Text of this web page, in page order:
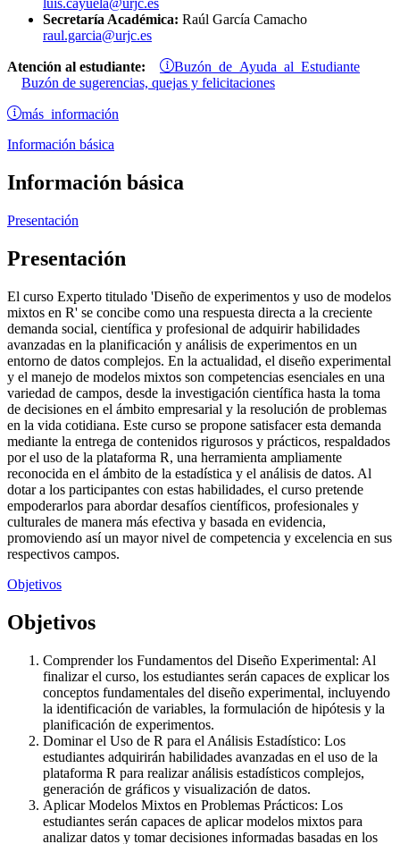
luis.cayuela@urjc.es
Secretaría Académica: Raúl García Camacho
raul.garcia@urjc.es
Atención al estudiante: Buzón de Ayuda al Estudiante
Buzón de sugerencias, quejas y felicitaciones
más información
Información básica
Información básica
Presentación
Presentación
El curso Experto titulado 'Diseño de experimentos y uso de modelos
mixtos en R' se concibe como una respuesta directa a la creciente
demanda social, científica y profesional de adquirir habilidades
avanzadas en la planificación y análisis de experimentos en un
entorno de datos complejos. En la actualidad, el diseño experimental
y el manejo de modelos mixtos son competencias esenciales en una
variedad de campos, desde la investigación científica hasta la toma
de decisiones en el ámbito empresarial y la resolución de problemas
en la vida cotidiana. Este curso se propone satisfacer esta demanda
mediante la entrega de contenidos rigurosos y prácticos, respaldados
por el uso de la plataforma R, una herramienta ampliamente
reconocida en el ámbito de la estadística y el análisis de datos. Al
dotar a los participantes con estas habilidades, el curso pretende
empoderarlos para abordar desafíos científicos, profesionales y
culturales de manera más efectiva y basada en evidencia,
promoviendo así un mayor nivel de competencia y excelencia en sus
respectivos campos.
Objetivos
Objetivos
Comprender los Fundamentos del Diseño Experimental: Al
finalizar el curso, los estudiantes serán capaces de explicar los
conceptos fundamentales del diseño experimental, incluyendo
la identificación de variables, la formulación de hipótesis y la
planificación de experimentos.
Dominar el Uso de R para el Análisis Estadístico: Los
estudiantes adquirirán habilidades avanzadas en el uso de la
plataforma R para realizar análisis estadísticos complejos,
generación de gráficos y visualización de datos.
Aplicar Modelos Mixtos en Problemas Prácticos: Los
estudiantes serán capaces de aplicar modelos mixtos para
analizar datos y tomar decisiones informadas basadas en los